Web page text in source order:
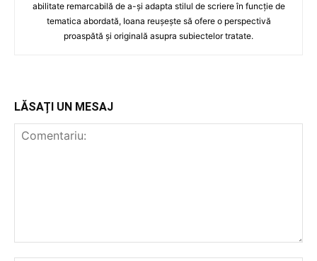
abilitate remarcabilă de a-și adapta stilul de scriere în funcție de
tematica abordată, Ioana reușește să ofere o perspectivă
proaspătă și originală asupra subiectelor tratate.
LĂSAȚI UN MESAJ